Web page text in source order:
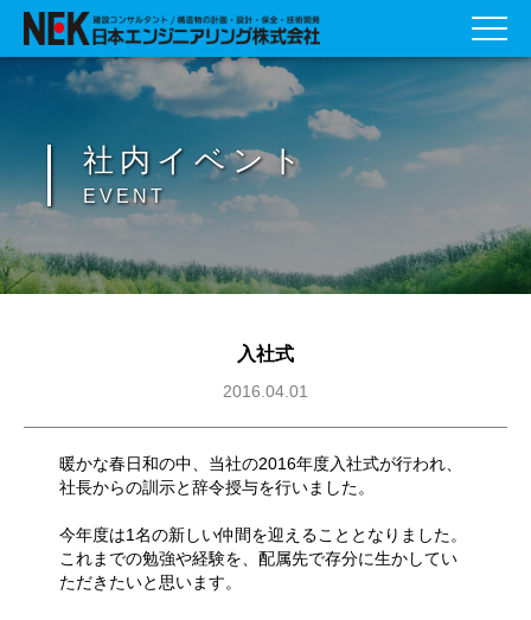
社内イベント
EVENT
入社式
2016.04.01
暖かな春日和の中、当社の2016年度入社式が行われ、
社長からの訓示と辞令授与を行いました。
今年度は1名の新しい仲間を迎えることとなりました。
これまでの勉強や経験を、配属先で存分に生かしてい
ただきたいと思います。